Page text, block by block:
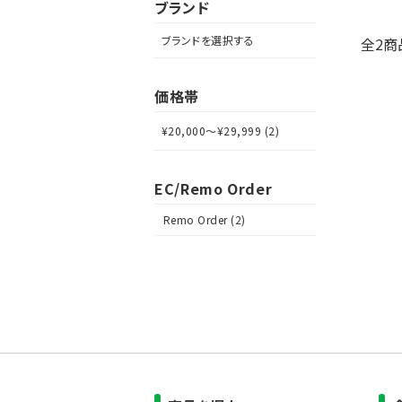
全2商
ブランド
ブランドを選択する
価格帯
¥20,000～¥29,999 (2)
EC/Remo Order
Remo Order (2)